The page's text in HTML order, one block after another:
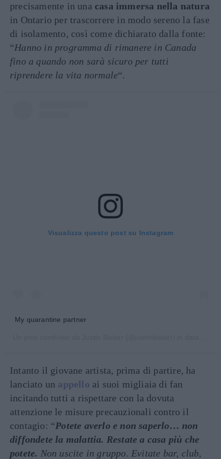
precisamente in una casa immersa nella natura
in Ontario per trascorrere in modo sereno la fase
di isolamento, così come dichiarato dalla fonte:
“Hanno in programma di rimanere in Canada
fino a quando non sarà sicuro per tutti
riprendere la vita normale“.
Visualizza questo post su Instagram
My quarantine partner
Intanto il giovane artista, prima di partire, ha
lanciato un appello ai suoi migliaia di fan
incitando tutti a rispettare con la dovuta
attenzione le misure precauzionali contro il
contagio: “Potete averlo e non saperlo… non
diffondete la malattia. Restate a casa più che
potete. Non uscite in gruppo. Evitate bar, club,